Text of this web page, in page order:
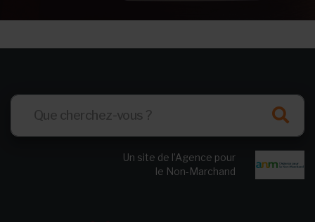
Un site de l’Agence pour
le Non-Marchand